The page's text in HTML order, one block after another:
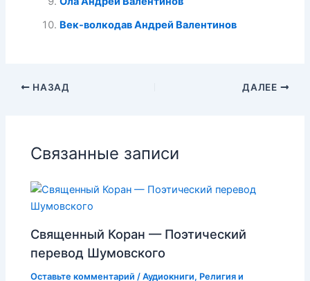
Век-волкодав Андрей Валентинов
НАЗАД ДАЛЕЕ
Связанные записи
Священный Коран — Поэтический
перевод Шумовского
Оставьте комментарий /Аудиокниги, Религия и